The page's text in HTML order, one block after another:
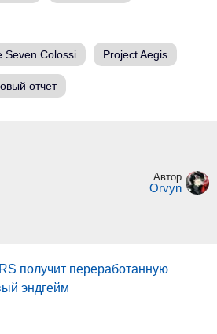
Seven Colossi Project Aegis
отчет
Автор
Orvyn
получит переработанную
эндгейм